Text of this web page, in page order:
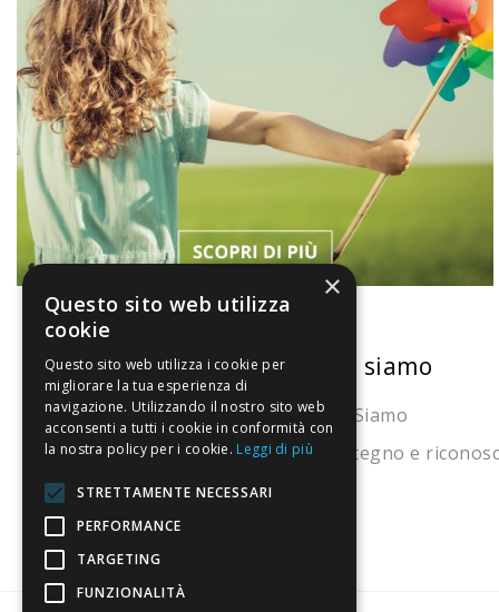
La nostra convenienza
Il risparmio che fa ambiente
Il nostro manifesto
Il blog
Perché fidarti
Vendi con noi
Chi siamo
Chi Siamo
Sostegno e
×
Questo sito web utilizza
cookie
Questo sito web utilizza i cookie per
migliorare la tua esperienza di
navigazione. Utilizzando il nostro sito web
acconsenti a tutti i cookie in conformità con
la nostra policy per i cookie. Leggi di più
STRETTAMENTE NECESSARI
PERFORMANCE
TARGETING
FUNZIONALITÀ